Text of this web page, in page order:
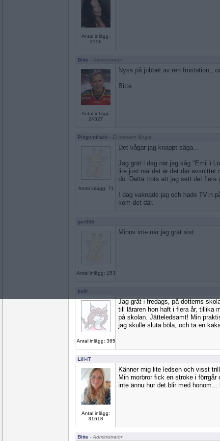
Antal inlägg:
2156
Bitte - Administratör
Antal inlägg:
24327
Nyss på jobbet av ren frustation,,
Bitte
Pingvinfrack - Ej medlem längre
Antal inlägg: 71
Det vågar jag knappt säga...
Jag grät i dag när jag såg "Emil i
lite just när det är det där avsnittet
dö. Detta trots att jag sett det flera
I dag vaknade jag och hade TV:n
kom det där.
ger055
Antal inlägg: 153
Minns inte när jag grät sist...
bulll
Antal inlägg: 365
Jag grät i fredags, på dotterns
till läraren hon haft i flera år, tillika
på skolan. Jätteledsamt! Min
jag skulle sluta böla, och ta en
Lill-IT
Antal inlägg:
31618
Känner mig lite ledsen och visst
Min morbror fick en stroke i
inte ännu hur det blir med honom...
Bitte - Administratör